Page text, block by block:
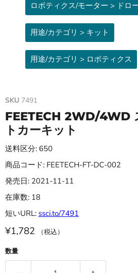
ロボティクス/モーター > ドロ
用途/カテゴリ > キット
用途/カテゴリ > ロボティクス
SKU 7491
FEETECH 2WD/4WD
トカーキット
送料区分: 650
商品コード: FEETECH-FT-DC-002
発売日: 2021-11-11
在庫数: 18
短いURL: ssci.to/7491
¥1,782 （税込）
数量